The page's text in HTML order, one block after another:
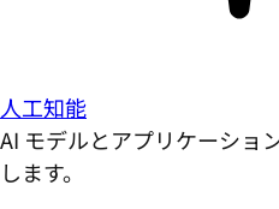
人工知能
AI モデルとアプリケーショ
します。